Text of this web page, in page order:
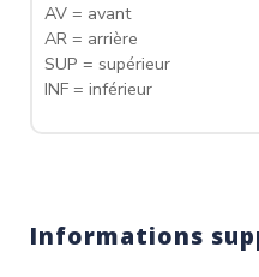
AV = avant
AR = arrière
SUP = supérieur
INF = inférieur
Informations